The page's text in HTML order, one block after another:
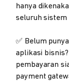
hanya
seluruh sistem
✅ Belum
aplikasi bisnis?
pembayaran
payment